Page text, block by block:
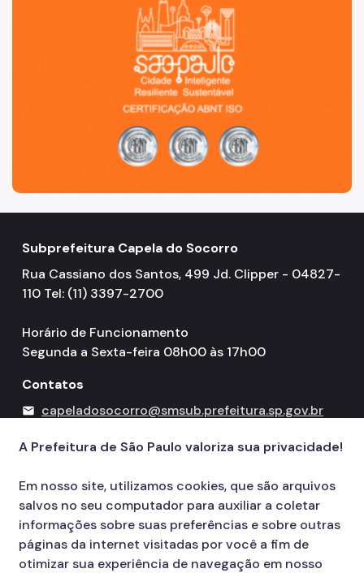
Subprefeitura Capela do Socorro
Rua Cassiano dos Santos, 499 Jd. Clipper - 04827-
110 Tel: (11) 3397-2700
Horário de Funcionamento
Segunda a Sexta-feira 08h00 às 17h00
Contatos
mail capeladosocorro@smsub.prefeitura.sp.gov.br
A Prefeitura de São Paulo valoriza sua privacidade!
Em nosso site, utilizamos cookies, que são arquivos
salvos no seu computador para auxiliar a coletar
informações sobre suas preferências e sobre outras
páginas da internet visitadas por você a fim de
otimizar sua experiência de navegação em nosso